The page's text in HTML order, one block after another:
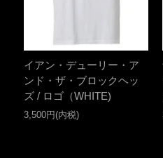
イアン・デューリー・ア
ンド・ザ・ブロックヘッ
ズ / ロゴ（WHITE)
3,500円(内税)